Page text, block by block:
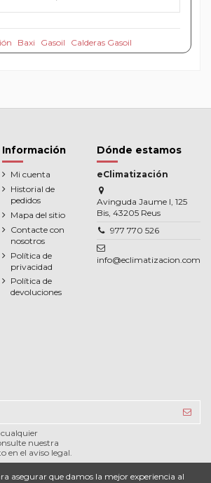
Baxi Gasoil Calderas Gasoil
Información
Mi cuenta
Historial de
pedidos
Mapa del sitio
Contacte con
nosotros
Política de
privacidad
Política de
devoluciones
Dónde estamos
eClimatización
Avinguda Jaume I, 125
Bis, 43205 Reus
977 770 526
info@eclimatizacion.com
cualquier
nuestra
en el aviso legal.
asegurar que damos la mejor experiencia al